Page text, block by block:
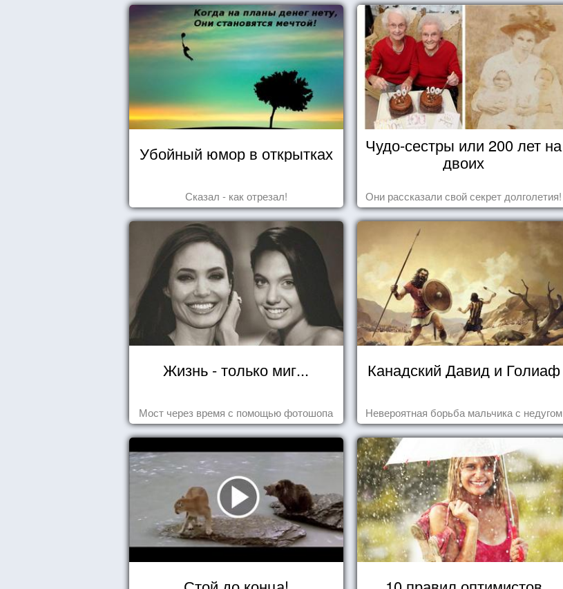
Убойный юмор в открытках
Сказал - как отрезал!
Чудо-сестры или 200 лет на
двоих
Они рассказали свой секрет долголетия!
Жизнь - только миг...
Мост через время с помощью фотошопа
Канадский Давид и Голиаф
Невероятная борьба мальчика с недугом